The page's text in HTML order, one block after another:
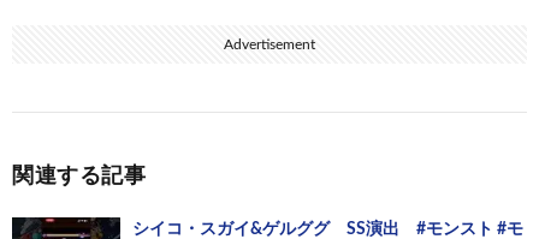
Advertisement
関連する記事
シイコ・スガイ&ゲルググ SS演出 #モンスト #モ